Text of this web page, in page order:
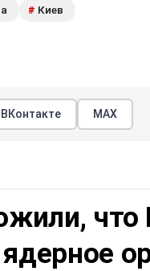
# Киев
ВКонтакте МАХ
что